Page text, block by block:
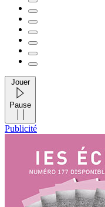
Jouer
Pause
Publicité